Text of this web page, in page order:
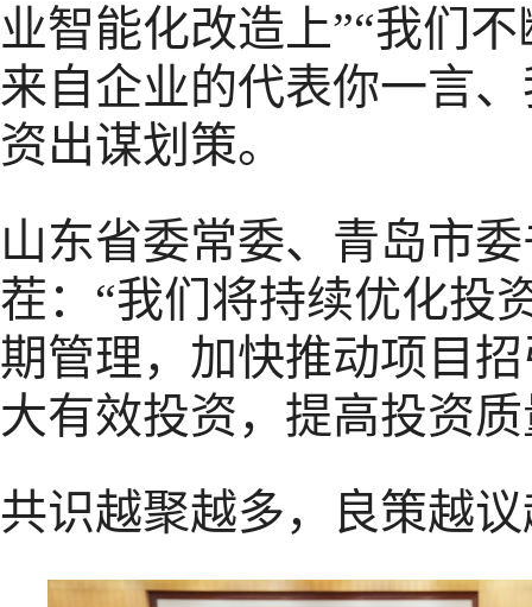
业智能化改造上”“我们
来自企业的代表你一言
资出谋划策。
山东省委常委、青岛市
茬：“我们将持续优化投
期管理，加快推动项目
大有效投资，提高投资
共识越聚越多，良策越